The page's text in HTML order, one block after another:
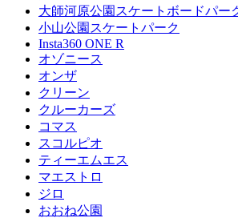
大師河原公園スケートボードパー
小山公園スケートパーク
Insta360 ONE R
オゾニース
オンザ
クリーン
クルーカーズ
コマス
スコルピオ
ティーエムエス
マエストロ
ジロ
おおね公園